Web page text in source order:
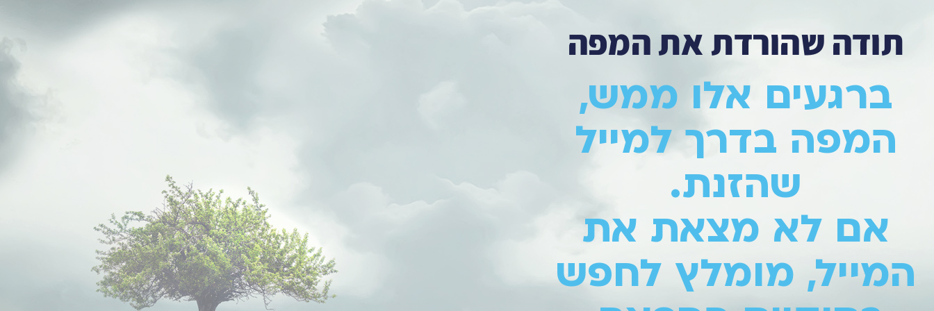
תודה שהורדת את המפה
ברגעים אלו ממש,
המפה בדרך למייל
שהזנת.
אם לא מצאת את
המייל, מומלץ לחפש